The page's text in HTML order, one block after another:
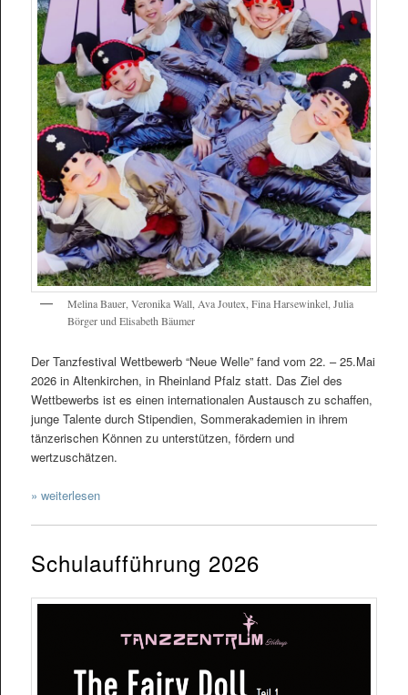
Melina Bauer, Veronika Wall, Ava Joutex, Fina Harsewinkel, Julia
Börger und Elisabeth Bäumer
Der Tanzfestival Wettbewerb “Neue Welle” fand vom 22. – 25.Mai
2026 in Altenkirchen, in Rheinland Pfalz statt. Das Ziel des
Wettbewerbs ist es einen internationalen Austausch zu schaffen,
junge Talente durch Stipendien, Sommerakademien in ihrem
tänzerischen Können zu unterstützen, fördern und
wertzuschätzen.
» weiterlesen
Schulaufführung 2026